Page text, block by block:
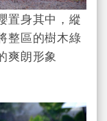
置身其中，縱
整區的樹木綠
爽朗形象